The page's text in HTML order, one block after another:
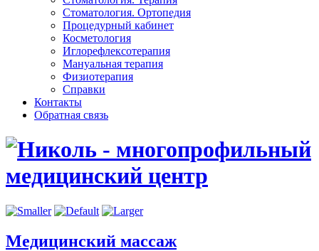
Стоматология. Ортопедия
Процедурный кабинет
Косметология
Иглорефлексотерапия
Мануальная терапия
Физиотерапия
Справки
Контакты
Обратная связь
Медицинский массаж